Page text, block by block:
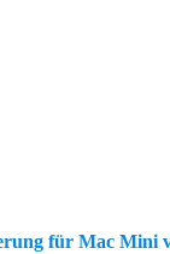
für Mac Mini